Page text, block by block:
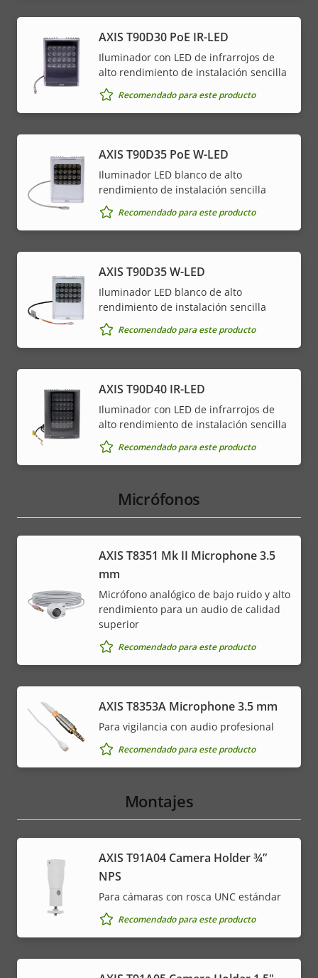
AXIS T90D30 PoE IR-LED
Iluminador con LED de infrarrojos de
alto rendimiento de instalación sencilla
Recomendado para este producto
AXIS T90D35 PoE W-LED
Iluminador LED blanco de alto
rendimiento de instalación sencilla
Recomendado para este producto
AXIS T90D35 W-LED
Iluminador LED blanco de alto
rendimiento de instalación sencilla
Recomendado para este producto
AXIS T90D40 IR-LED
Iluminador con LED de infrarrojos de
alto rendimiento de instalación sencilla
Recomendado para este producto
Micrófonos
AXIS T8351 Mk II Microphone 3.5
mm
Micrófono analógico de bajo ruido y alto
rendimiento para un audio de calidad
superior
Recomendado para este producto
AXIS T8353A Microphone 3.5 mm
Para vigilancia con audio profesional
Recomendado para este producto
Montajes
AXIS T91A04 Camera Holder ¾”
NPS
Para cámaras con rosca UNC estándar
Recomendado para este producto